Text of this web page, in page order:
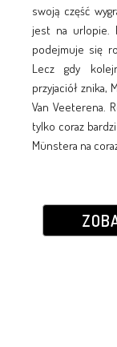
swoją część
jest na urlopie.
podejmuje się
Lecz gdy
przyjaciół znika,
Van Veeterena.
tylko coraz
Münstera na